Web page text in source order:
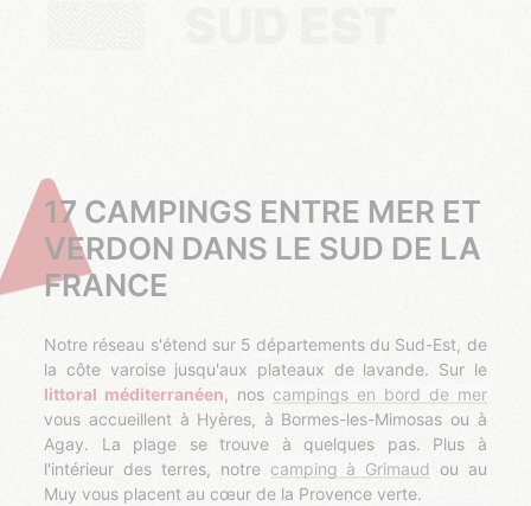
17 CAMPINGS ENTRE MER ET
VERDON DANS LE SUD DE LA
FRANCE
Notre réseau s'étend sur 5 départements du Sud-Est, de
la côte varoise jusqu'aux plateaux de lavande. Sur le
littoral méditerranéen, nos campings en bord de mer
vous accueillent à Hyères, à Bormes-les-Mimosas ou à
Agay. La plage se trouve à quelques pas. Plus à
l'intérieur des terres, notre camping à Grimaud ou au
Muy vous placent au cœur de la Provence verte.